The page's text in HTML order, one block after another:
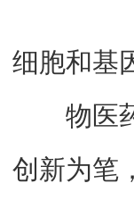
细胞和基
物医
创新为笔